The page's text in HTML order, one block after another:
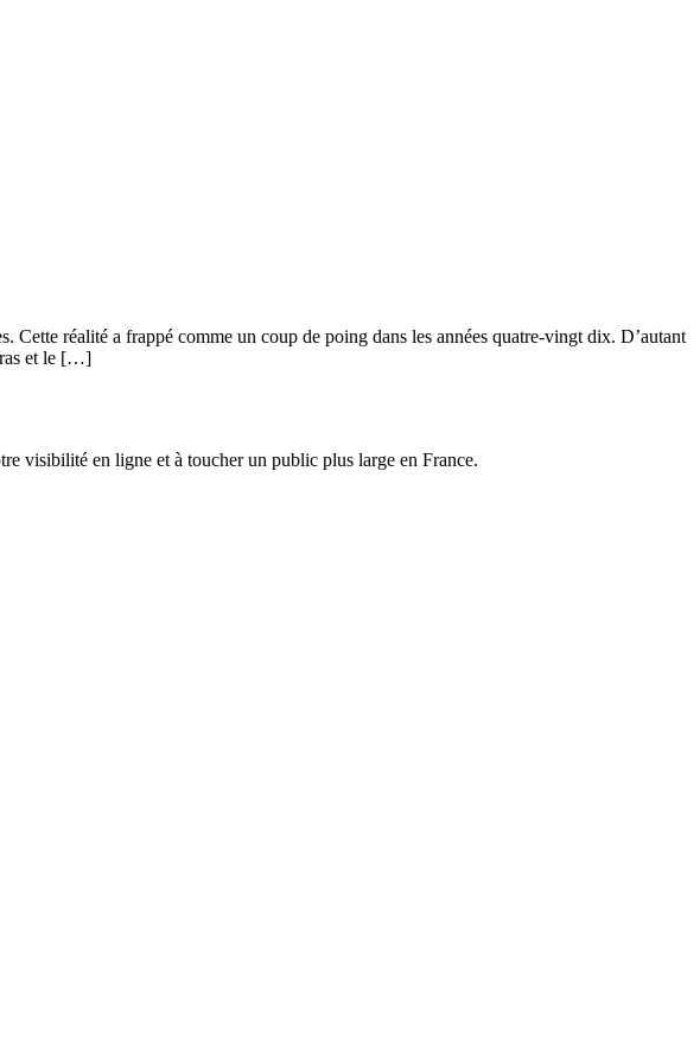
réalité a frappé comme un coup de poing dans les années quatre-vingt dix. D’autant
et le […]
visibilité en ligne et à toucher un public plus large en France.